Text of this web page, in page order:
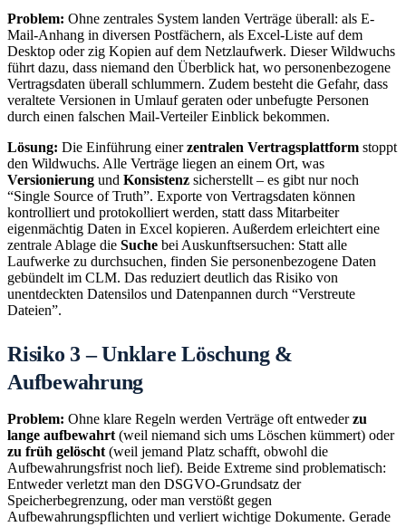
Problem: Ohne zentrales System landen Verträge überall: als E-
Mail-Anhang in diversen Postfächern, als Excel-Liste auf dem
Desktop oder zig Kopien auf dem Netzlaufwerk. Dieser Wildwuchs
führt dazu, dass niemand den Überblick hat, wo personenbezogene
Vertragsdaten überall schlummern. Zudem besteht die Gefahr, dass
veraltete Versionen in Umlauf geraten oder unbefugte Personen
durch einen falschen Mail-Verteiler Einblick bekommen.
Lösung: Die Einführung einerzentralen Vertragsplattform stoppt
den Wildwuchs. Alle Verträge liegen an einem Ort, was
Versionierung und Konsistenz sicherstellt – es gibt nur noch
“Single Source of Truth”. Exporte von Vertragsdaten können
kontrolliert und protokolliert werden, statt dass Mitarbeiter
eigenmächtig Daten in Excel kopieren. Außerdem erleichtert eine
zentrale Ablage die Suche bei Auskunftsersuchen: Statt alle
Laufwerke zu durchsuchen, finden Sie personenbezogene Daten
gebündelt im CLM. Das reduziert deutlich das Risiko von
unentdeckten Datensilos und Datenpannen durch “Verstreute
Dateien”.
Risiko 3 – Unklare Löschung &
Aufbewahrung
Problem: Ohne klare Regeln werden Verträge oft entwederzu
lange aufbewahrt (weil niemand sich ums Löschen kümmert) oder
zu früh gelöscht (weil jemand Platz schafft, obwohl die
Aufbewahrungsfrist noch lief). Beide Extreme sind problematisch:
Entweder verletzt man den DSGVO-Grundsatz der
Speicherbegrenzung, oder man verstößt gegen
Aufbewahrungspflichten und verliert wichtige Dokumente. Gerade